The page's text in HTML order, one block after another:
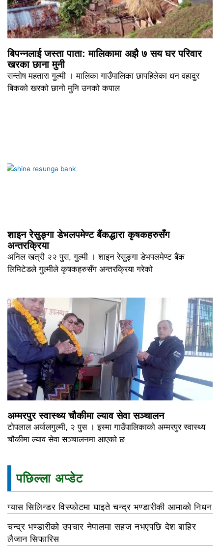
बिपन्नलाई जस्ता पाता: मालिकामा अझै ७ सय घर परिवार
खरका छाना मुनी
सन्तोष महतारा गुल्मी । मालिका गाउँपालिका छापहिलेका धन वहादुर
बिकको खरको छानो मुनि उनको कपाल
शाइन रेसुङ्गा डेभलपमेण्ट बैंकद्धारा कृषकहरुसँग
अन्तरक्रिया
अनिल खत्री २२ पुस, गुल्मी । शाइन रेसुङ्गा डेभपलमेण्ट बैंक
लिमिटेडले गुल्मीले कृषकहरुसँग अन्तरक्रिया गरेको
अम्मरपुर स्वास्थ्य चौकीमा ल्याव सेवा सञ्चालन
टोपलाल अर्यालगुल्मी, २ पुस । इस्मा गाउँपालिकाको अम्मरपुर स्वास्थ्य
चौकीमा ल्याव सेवा सञ्चालनमा आएको छ
पछिल्ला अप्डेट
ग्यास सिलिन्डर विस्फोटमा घाइते चन्द्र भण्डारीकी आमाको निधन
चन्द्र भण्डारीको उपचार नेपालमा सहज नभएपछि देश बाहिर
लैजान सिफारिस